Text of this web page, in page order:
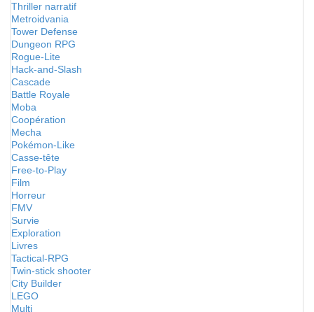
Thriller narratif
Metroidvania
Tower Defense
Dungeon RPG
Rogue-Lite
Hack-and-Slash
Cascade
Battle Royale
Moba
Coopération
Mecha
Pokémon-Like
Casse-tête
Free-to-Play
Film
Horreur
FMV
Survie
Exploration
Livres
Tactical-RPG
Twin-stick shooter
City Builder
LEGO
Multi